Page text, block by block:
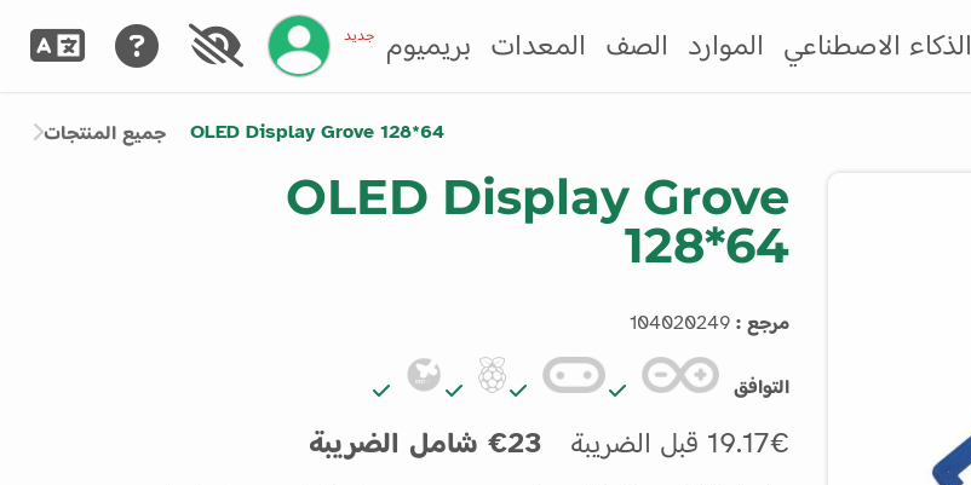
الذكاء الاصطناعي الموارد الصف المعدات بريميوم جديد إدارة حسابك
جميع المنتجات OLED Display Grove 128*64
OLED Display Grove
128*64
مرجع :
التوافق
19.17€ قبل الضريبة 23€ شامل الضريبة